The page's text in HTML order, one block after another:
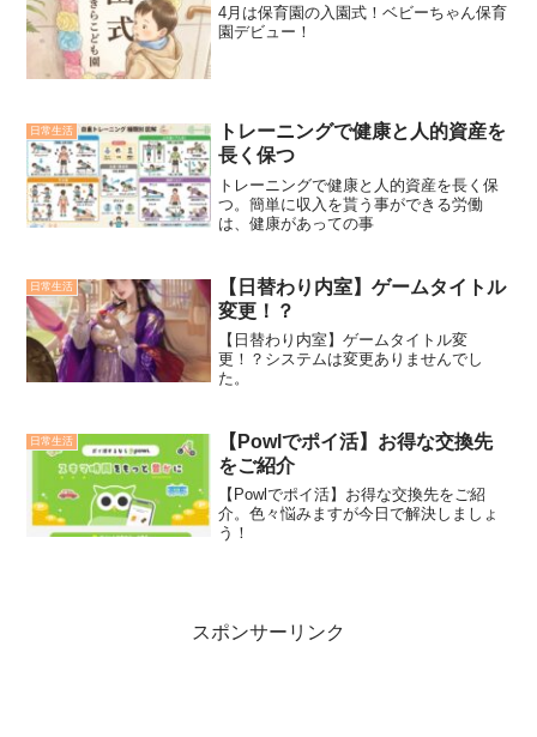
4月は保育園の入園式！ベビーちゃん保育
園デビュー！
日常生活
トレーニングで健康と人的資産を
長く保つ
トレーニングで健康と人的資産を長く保
つ。簡単に収入を貰う事ができる労働
は、健康があっての事
日常生活
【日替わり内室】ゲームタイトル
変更！？
【日替わり内室】ゲームタイトル変
更！？システムは変更ありませんでし
た。
日常生活
【Powlでポイ活】お得な交換先
をご紹介
【Powlでポイ活】お得な交換先をご紹
介。色々悩みますが今日で解決しましょ
う！
スポンサーリンク